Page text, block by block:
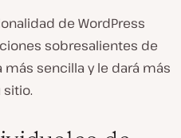
de WordPress
sobresalientes de
más sencilla y le dará más